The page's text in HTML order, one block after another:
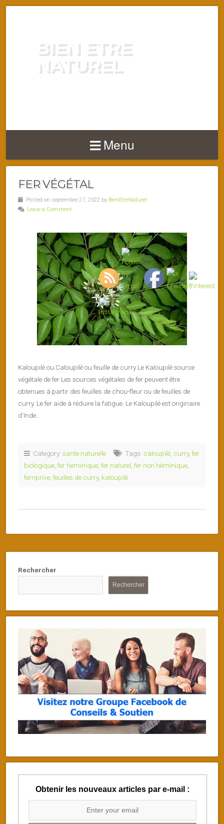
BIEN ETRE
NATUREL
Menu
FER VÉGÉTAL
Posted on septembre 27, 2022 by BienEtreNaturel
Leave a Comment
Kaloupilé ou Caloupilé ou feuille de curry Le Kaloupilé source
végétale de fer Les sources végétales de fer peuvent être
obtenues à partir des feuilles de chou-fleur ou de feuilles de
curry. Le fer aide à réduire la fatigue. Le Kaloupilé est originaire
d’Inde…
Category: sante naturelle Tags: caloupilé curry, fer
biologique fer heminique fer naturel fer non héminique
ferriprive feuilles de curry, kaloupilé
Rechercher
Rechercher
Obtenir les nouveaux articles par e-mail :